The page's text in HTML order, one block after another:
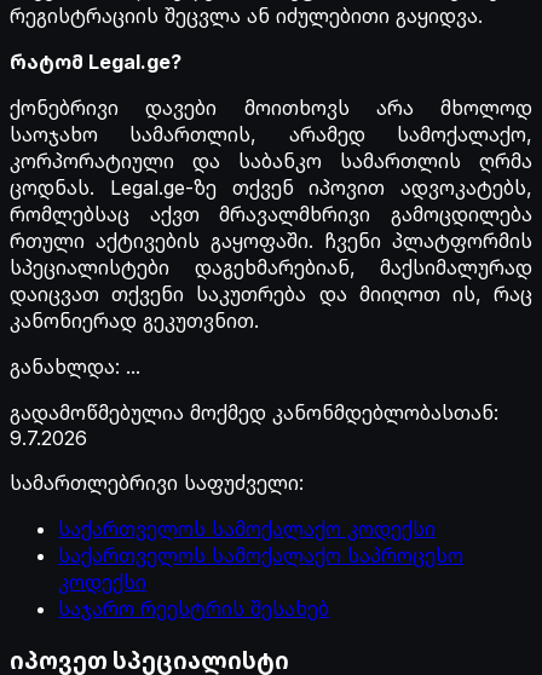
რეგისტრაციის შეცვლა ან იძულებითი გაყიდვა.
რატომ Legal.ge?
ქონებრივი დავები მოითხოვს არა მხოლოდ
საოჯახო სამართლის, არამედ სამოქალაქო,
კორპორატიული და საბანკო სამართლის ღრმა
ცოდნას. Legal.ge-ზე თქვენ იპოვით ადვოკატებს,
რომლებსაც აქვთ მრავალმხრივი გამოცდილება
რთული აქტივების გაყოფაში. ჩვენი პლატფორმის
სპეციალისტები დაგეხმარებიან, მაქსიმალურად
დაიცვათ თქვენი საკუთრება და მიიღოთ ის, რაც
კანონიერად გეკუთვნით.
განახლდა: ...
გადამოწმებულია მოქმედ კანონმდებლობასთან:
9.7.2026
სამართლებრივი საფუძველი:
საქართველოს სამოქალაქო კოდექსი
საქართველოს სამოქალაქო საპროცესო
კოდექსი
საჯარო რეესტრის შესახებ
იპოვეთ სპეციალისტი